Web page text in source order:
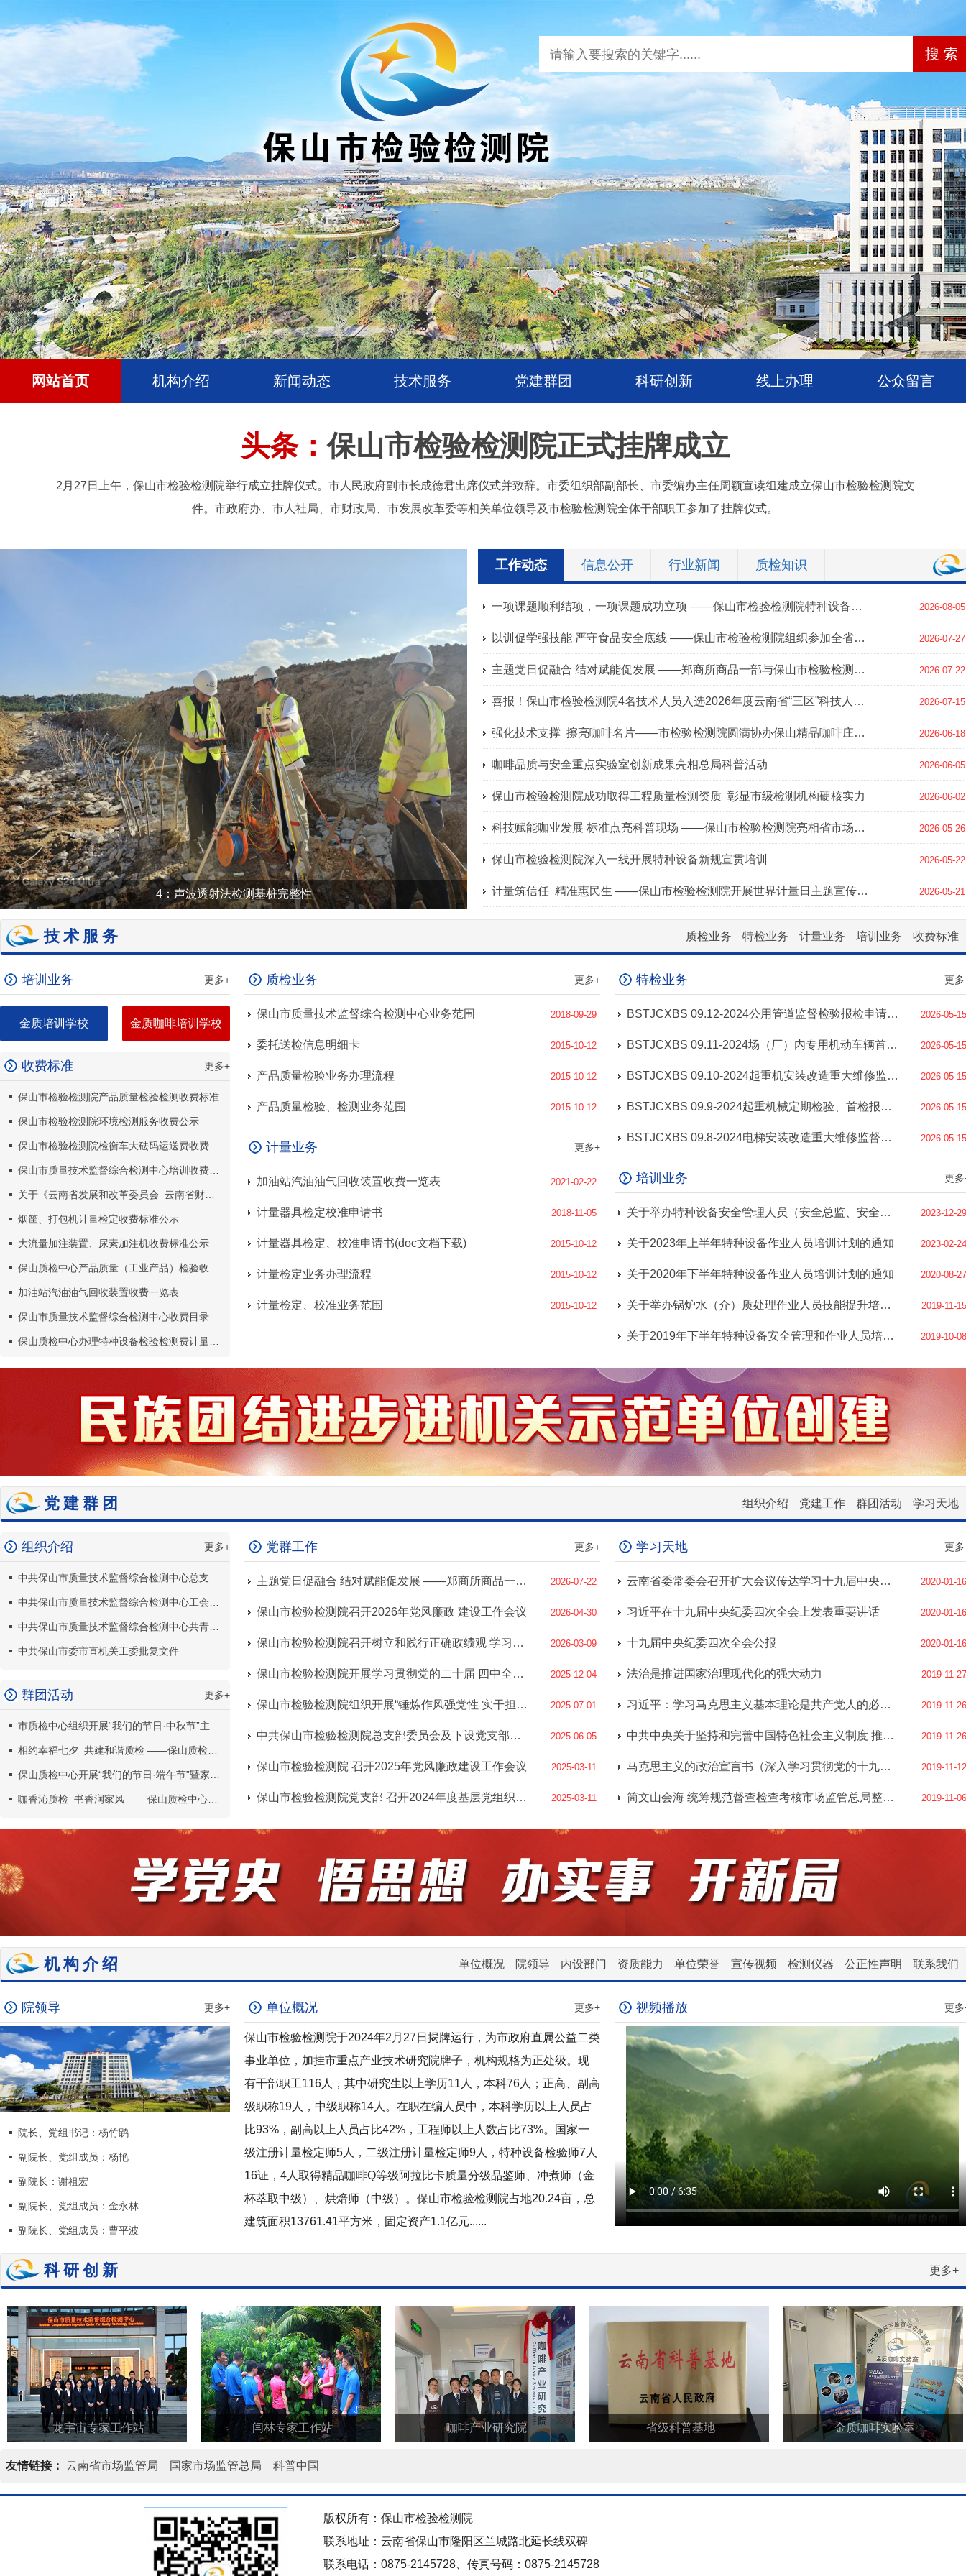
网站首页 机构介绍 新闻动态 技术服务 党建群团 科研创新 线上办理 公众留言
头条：保山市检验检测院正式挂牌成立
2月27日上午，保山市检验检测院举行成立挂牌仪式。市人民政府副市长成德君出席仪式并致辞。市委组织部副部长、市委编办主任周颖宣读组建成立保山市检验检测院文
件。市政府办、市人社局、市财政局、市发展改革委等相关单位领导及市检验检测院全体干部职工参加了挂牌仪式。
5：叉车司机培训 1：汽柴油检测
>
工作动态 信息公开 行业新闻 质检知识
一项课题顺利结项，一项课题成功立项 ——保山市检验检测院特种设备科研领域连传捷报 2026-08-05
以训促学强技能 严守食品安全底线 ——保山市检验检测院组织参加全省食品抽检业务线上培训 2026-07-27
主题党日促融合 结对赋能促发展 ——郑商所商品一部与保山市检验检测院联合开展主题党日活动 2026-07-22
喜报！保山市检验检测院4名技术人员入选2026年度云南省“三区”科技人才支持计划 2026-07-15
强化技术支撑 擦亮咖啡名片——市检验检测院圆满协办保山精品咖啡庄园生豆赛 2026-06-18
咖啡品质与安全重点实验室创新成果亮相总局科普活动 2026-06-05
保山市检验检测院成功取得工程质量检测资质 彰显市级检测机构硬核实力 2026-06-02
科技赋能咖业发展 标准点亮科普现场 ——保山市检验检测院亮相省市场监管科技活动周 2026-05-26
保山市检验检测院深入一线开展特种设备新规宣贯培训 2026-05-22
计量筑信任 精准惠民生 ——保山市检验检测院开展世界计量日主题宣传活动 2026-05-21
技术服务 收费标准
培训业务
计量业务
特检业务
质检业务
培训业务 更多+
金质培训学校 金质咖啡培训学校
收费标准 更多+
保山市检验检测院产品质量检验检测收费标准
保山市检验检测院环境检测服务收费公示
保山市检验检测院检衡车大砝码运送费收费标准公示
保山市质量技术监督综合检测中心培训收费公示
关于《云南省发展和改革委员会 云南省财政厅关于调整特种设备检验检测收费项目》的公示
烟筐、打包机计量检定收费标准公示
大流量加注装置、尿素加注机收费标准公示
加油站汽油油气回收装置收费一览表
保山市质量技术监督综合检测中心收费目录公示（更新）
保山质检中心办理特种设备检验检测费计量检定收费退费工作流程
质检业务 更多+
保山市质量技术监督综合检测中心业务范围 2018-09-29
委托送检信息明细卡 2015-10-12
产品质量检验业务办理流程 2015-10-12
产品质量检验、检测业务范围 2015-10-12
计量业务 更多+
加油站汽油油气回收装置收费一览表 2021-02-22
计量器具检定校准申请书 2018-11-05
计量器具检定、校准申请书(doc文档下载) 2015-10-12
计量检定业务办理流程 2015-10-12
计量检定、校准业务范围 2015-10-12
特检业务 更
BSTJCXBS 09.12-2024公用管道监督检验报检申请表和资料审查单 2026-05-
BSTJCXBS 09.11-2024场（厂）内专用机动车辆首次、定期检验服务指南及报检申请单 2026-05-
BSTJCXBS 09.10-2024起重机安装改造重大维修监督检验服务指南、报检申请单及资料审查单 2026-05-
BSTJCXBS 09.9-2024起重机械定期检验、首检报检服务指南、报检申请单及资料审查单 2026-05-
BSTJCXBS 09.8-2024电梯安装改造重大维修监督检验服务指南、报检申请单及资料审查单 2026-05-
培训业务 更
关于举办特种设备安全管理人员（安全总监、安全员）培训的通知 2023-12-
关于2023年上半年特种设备作业人员培训计划的通知 2023-02-
关于2020年下半年特种设备作业人员培训计划的通知 2020-08-
关于举办锅炉水（介）质处理作业人员技能提升培训班的通知 2019-11-
关于2019年下半年特种设备安全管理和作业人员培训计划的通知 2019-10-
党建群团 学习天地
群团活动
党建工作
组织介绍
组织介绍 更多+
中共保山市质量技术监督综合检测中心共青团支部
中共保山市委市直机关工委批复文件
群团活动 更多+
咖香沁质检 书香润家风 ——保山质检中心开展“三八”妇女节系列活动
党群工作 更多+
主题党日促融合 结对赋能促发展 ——郑商所商品一部与保山市检验检测院联合开展主题党日活动 2026-07-22
保山市检验检测院召开2026年党风廉政 建设工作会议 2026-04-30
保山市检验检测院召开树立和践行正确政绩观 学习教育动员部署会 2026-03-09
保山市检验检测院开展学习贯彻党的二十届 四中全会精神宣讲 2025-12-04
保山市检验检测院组织开展“锤炼作风强党性 实干担当促发展”庆“七一”系列主题活动 2025-07-01
中共保山市检验检测院总支部委员会及下设党支部圆满完成换届选举 2025-06-05
保山市检验检测院 召开2025年党风廉政建设工作会议 2025-03-11
保山市检验检测院党支部 召开2024年度基层党组织组织生活会 2025-03-11
学习天地 更
云南省委常委会召开扩大会议传达学习十九届中央纪委四次全会精神 2020-01-
习近平在十九届中央纪委四次全会上发表重要讲话 2020-01-
十九届中央纪委四次全会公报 2020-01-
法治是推进国家治理现代化的强大动力 2019-11-
习近平：学习马克思主义基本理论是共产党人的必修课 2019-11-
中共中央关于坚持和完善中国特色社会主义制度 推进国家治理体系和治理能力现代化若干重大问题的决定 2019-11-
马克思主义的政治宣言书（深入学习贯彻党的十九届四中全会精神） 2019-11-
简文山会海 统筹规范督查检查考核市场监管总局整治形式主义、官僚主义突出问题见成效 2019-11-
机构介绍 联系我们
公正性声明
检测仪器
宣传视频
单位荣誉
资质能力
内设部门
院领导
单位概况
院领导 更多+
院长、党组书记：杨竹鹍
副院长、党组成员：杨艳
副院长：谢祖宏
副院长、党组成员：金永林
副院长、党组成员：曹平波
单位概况 更多+
保山市检验检测院于2024年2月27日揭牌运行，为市政府直属公益二类
事业单位，加挂市重点产业技术研究院牌子，机构规格为正处级。现
有干部职工116人，其中研究生以上学历11人，本科76人；正高、副高
级职称19人，中级职称14人。在职在编人员中，本科学历以上人员占
比93%，副高以上人员占比42%，工程师以上人数占比73%。国家一
级注册计量检定师5人，二级注册计量检定师9人，特种设备检验师7人
16证，4人取得精品咖啡Q等级阿拉比卡质量分级品鉴师、冲煮师（金
杯萃取中级）、烘焙师（中级）。保山市检验检测院占地20.24亩，总
建筑面积13761.41平方米，固定资产1.1亿元......
视频播放 更
科研创新 更多+
龙宇宙专家工作站 闫林专家工作站 咖啡产业研究院 省级科普基地 金质咖啡实验室
友情链接： 云南省市场监管局 国家市场监管总局 科普中国
版权所有：保山市检验检测院
联系地址：云南省保山市隆阳区兰城路北延长线双碑
联系电话：0875-2145728、传真号码：0875-2145728